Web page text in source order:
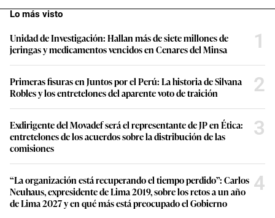
Lo más visto
Unidad de Investigación: Hallan más de siete millones de
jeringas y medicamentos vencidos en Cenares del Minsa
1
Primeras fisuras en Juntos por el Perú: La historia de Silvana
Robles y los entretelones del aparente voto de traición
2
Exdirigente del Movadef será el representante de JP en Ética:
entretelones de los acuerdos sobre la distribución de las
comisiones
3
“La organización está recuperando el tiempo perdido”: Carlos
Neuhaus, expresidente de Lima 2019, sobre los retos a un año
de Lima 2027 y en qué más está preocupado el Gobierno
4